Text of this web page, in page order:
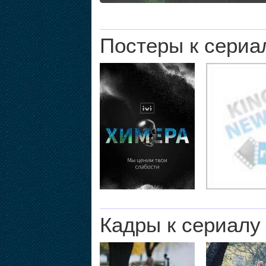
Постеры к
Кадры к сериалу